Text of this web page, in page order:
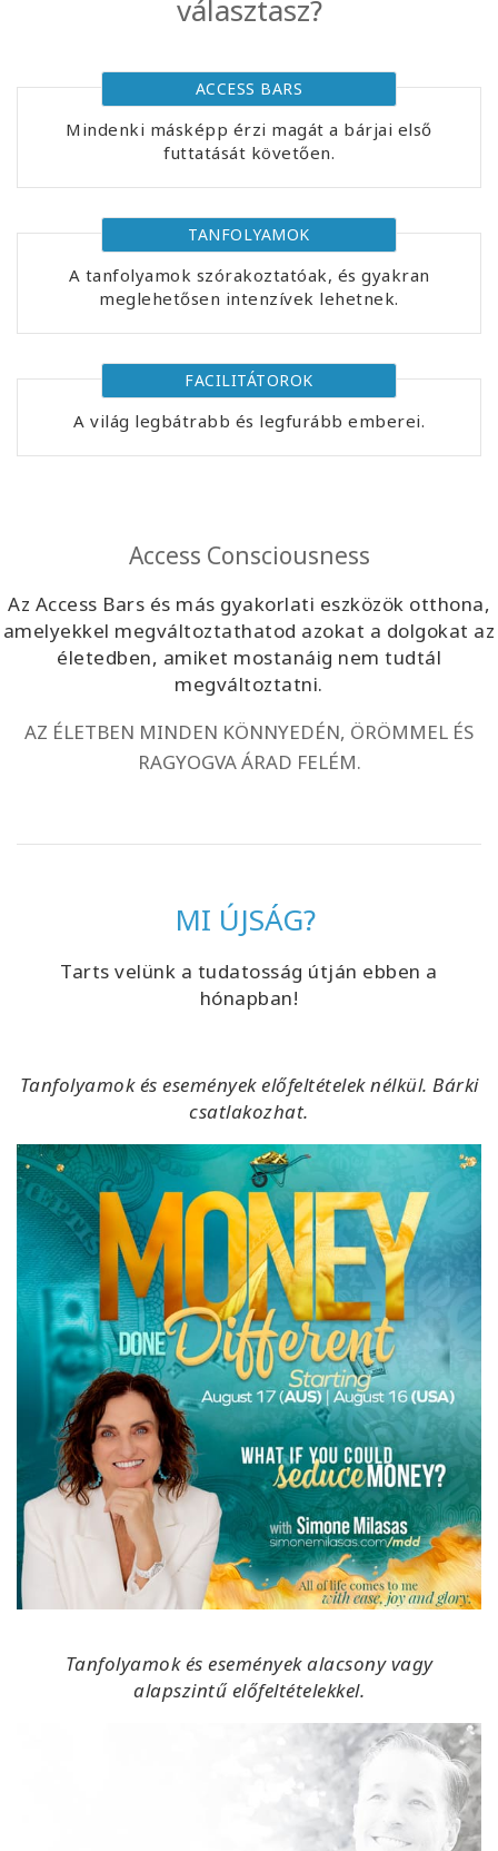
More
KAPCSOLAT
választasz?
ACCESS BARS
Mindenki másképp érzi magát a bárjai első
futtatását követően.
TANFOLYAMOK
A tanfolyamok szórakoztatóak, és gyakran
meglehetősen intenzívek lehetnek.
FACILITÁTOROK
A világ legbátrabb és legfurább emberei.
Access Consciousness
Az Access Bars és más gyakorlati eszközök otthona,
amelyekkel megváltoztathatod azokat a dolgokat az
életedben, amiket mostanáig nem tudtál
megváltoztatni.
AZ ÉLETBEN MINDEN KÖNNYEDÉN, ÖRÖMMEL ÉS
RAGYOGVA ÁRAD FELÉM.
MI ÚJSÁG?
Tarts velünk a tudatosság útján ebben a
hónapban!
Tanfolyamok és események előfeltételek nélkül. Bárki
csatlakozhat.
Tanfolyamok és események alacsony vagy
alapszintű előfeltételekkel.